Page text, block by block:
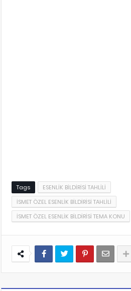
Tags
ESENLİK BİLDİRİSİ TAHLİLİ
İSMET ÖZEL ESENLİK BİLDİRİSİ TAHLİLİ
İSMET ÖZEL ESENLİK BİLDİRİSİ TEMA KONU